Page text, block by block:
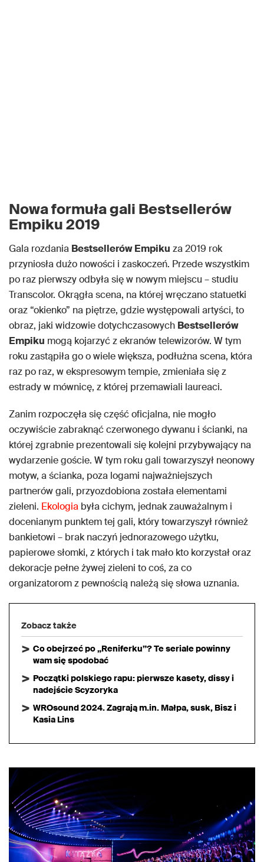
Nowa formuła gali Bestsellerów
Empiku 2019
Gala rozdania Bestsellerów Empiku za 2019 rok
przyniosła dużo nowości i zaskoczeń. Przede wszystkim
po raz pierwszy odbyła się w nowym miejscu – studiu
Transcolor. Okrągła scena, na której wręczano statuetki
oraz “okienko” na piętrze, gdzie występowali artyści, to
obraz, jaki widzowie dotychczasowych Bestsellerów
Empiku mogą kojarzyć z ekranów telewizorów. W tym
roku zastąpiła go o wiele większa, podłużna scena, która
raz po raz, w ekspresowym tempie, zmieniała się z
estrady w mównicę, z której przemawiali laureaci.
Zanim rozpoczęła się część oficjalna, nie mogło
oczywiście zabraknąć czerwonego dywanu i ścianki, na
której zgrabnie prezentowali się kolejni przybywający na
wydarzenie goście. W tym roku gali towarzyszył neonowy
motyw, a ścianka, poza logami najważniejszych
partnerów gali, przyozdobiona została elementami
zieleni. Ekologia była cichym, jednak zauważalnym i
docenianym punktem tej gali, który towarzyszył również
bankietowi – brak naczyń jednorazowego użytku,
papierowe słomki, z których i tak mało kto korzystał oraz
dekoracje pełne żywej zieleni to coś, za co
organizatorom z pewnością należą się słowa uznania.
Zobacz także
Co obejrzeć po „Reniferku”? Te seriale powinny
wam się spodobać
Początki polskiego rapu: pierwsze kasety, dissy i
nadejście Scyzoryka
WROsound 2024. Zagrają m.in. Małpa, susk, Bisz i
Kasia Lins